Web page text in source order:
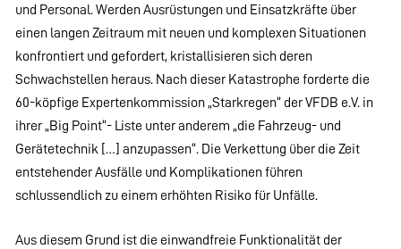
und Personal. Werden Ausrüstungen und Einsatzkräfte über
einen langen Zeitraum mit neuen und komplexen Situationen
konfrontiert und gefordert, kristallisieren sich deren
Schwachstellen heraus. Nach dieser Katastrophe forderte die
60-köpfige Expertenkommission „Starkregen“ der VFDB e.V. in
ihrer „Big Point“- Liste unter anderem „die Fahrzeug- und
Gerätetechnik […] anzupassen“. Die Verkettung über die Zeit
entstehender Ausfälle und Komplikationen führen
schlussendlich zu einem erhöhten Risiko für Unfälle.
Aus diesem Grund ist die einwandfreie Funktionalität der